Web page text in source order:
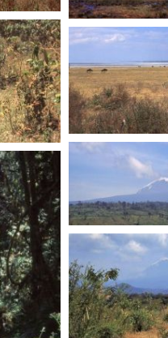
TANZANIE
TANZANIE
TANZANIE